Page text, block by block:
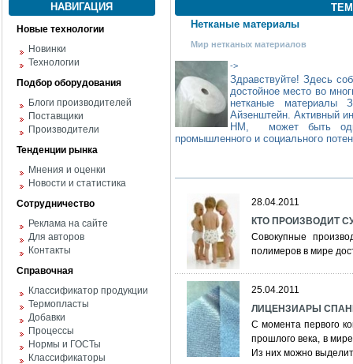
НАВИГАЦИЯ
Новые технологии
Новинки
Технологии
Подбор оборудования
Блоги производителей
Поставщики
Производители
Тенденции рынка
Мнения и оценки
Новости и статистика
Сотрудничество
Реклама на сайте
Для авторов
Контакты
Справочная
Классификатор продукции
Термопласты
Добавки
Процессы
Нормы и ГОСТы
Классификаторы
Нетканые материалы
Мир нетканых материалов
->
Здравствуйте! Здесь
достойное место во
нетканые
Айзенштейн. Активный
НМ, может быть
промышленного и социального
28.04.2011
КТО ПРОИЗВОДИТ
Совокупные
полимеров в мире
25.04.2011
ЛИЦЕНЗИАРЫ
С момента первого
прошлого века, в
Из них можно